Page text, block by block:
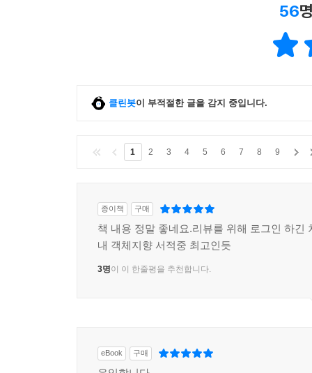
56
클린봇이 부적절한 글을 감지 중입니다.
1 2 3 4 5 6 7 8 9
종이책 구매
책 내용 정말 좋네요.리뷰를 위해 로그인 하긴
내 객체지향 서적중 최고인듯
3명이 이 한줄평을 추천합니다.
eBook 구매